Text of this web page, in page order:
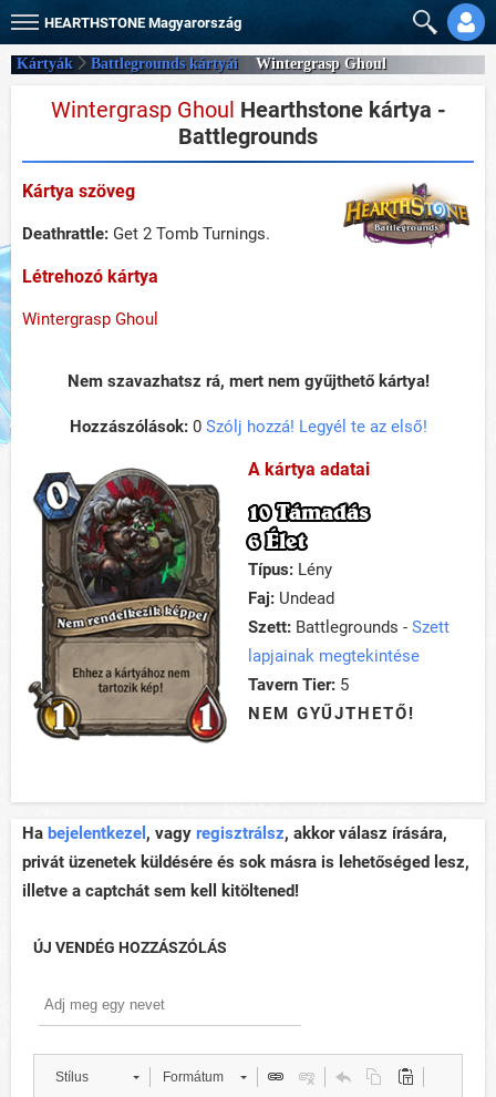
HEARTHSTONE Magyarország
Kártyák Battlegrounds kártyái Wintergrasp Ghoul
Wintergrasp Ghoul Hearthstone kártya -
Battlegrounds
Kártya szöveg
Deathrattle: Get 2 Tomb Turnings.
Létrehozó kártya
Wintergrasp Ghoul
Nem szavazhatsz rá, mert nem gyűjthető kártya!
Hozzászólások:0 Szólj hozzá! Legyél te az első!
A kártya adatai
10 Támadás
6 Élet
Típus: Lény
Faj: Undead
Szett: Battlegrounds - Szett
lapjainak megtekintése
Tavern Tier: 5
NEM GYŰJTHETŐ!
Ha bejelentkezel , vagy regisztrálsz, akkor válasz írására,
privát üzenetek küldésére és sok másra is lehetőséged lesz,
illetve a captchát sem kell kitöltened!
ÚJ VENDÉG HOZZÁSZÓLÁS
Stílus Formátum